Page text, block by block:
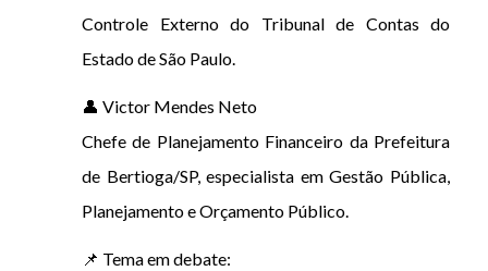
Controle Externo do Tribunal de Contas do
Estado de São Paulo.
👤 Victor Mendes Neto
Chefe de Planejamento Financeiro da Prefeitura
de Bertioga/SP, especialista em Gestão Pública,
Planejamento e Orçamento Público.
📌 Tema em debate: